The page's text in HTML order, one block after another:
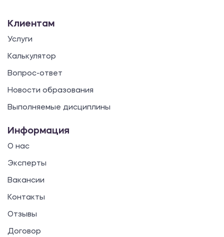
Клиентам
Услуги
Калькулятор
Вопрос-ответ
Новости образования
Выполняемые дисциплины
Информация
О нас
Эксперты
Вакансии
Контакты
Отзывы
Договор